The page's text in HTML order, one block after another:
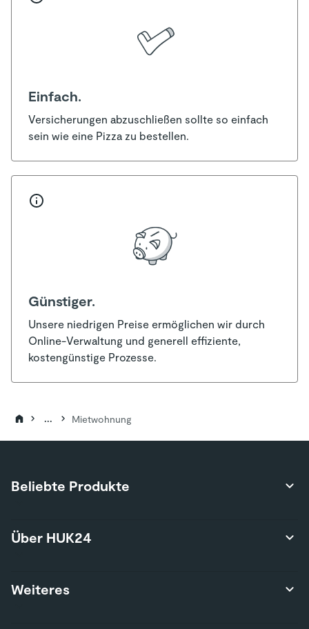
Einfach.
Versicherungen abzuschließen sollte so einfach
sein wie eine Pizza zu bestellen.
Günstiger.
Unsere niedrigen Preise ermöglichen wir durch
Online-Verwaltung und generell effiziente,
kostengünstige Prozesse.
... Mietwohnung
Beliebte Produkte
Produktübersicht
Hausratversicherung
Über HUK24
Über uns
Weiteres